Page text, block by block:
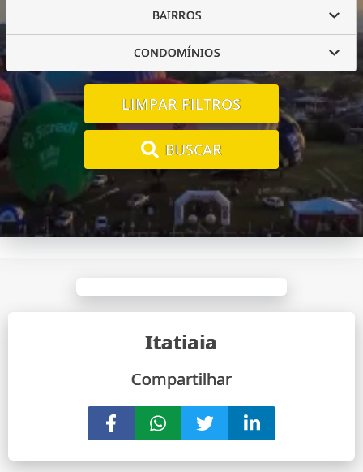
BAIRROS
CONDOMÍNIOS
LIMPAR FILTROS
BUSCAR
Itatiaia
Compartilhar